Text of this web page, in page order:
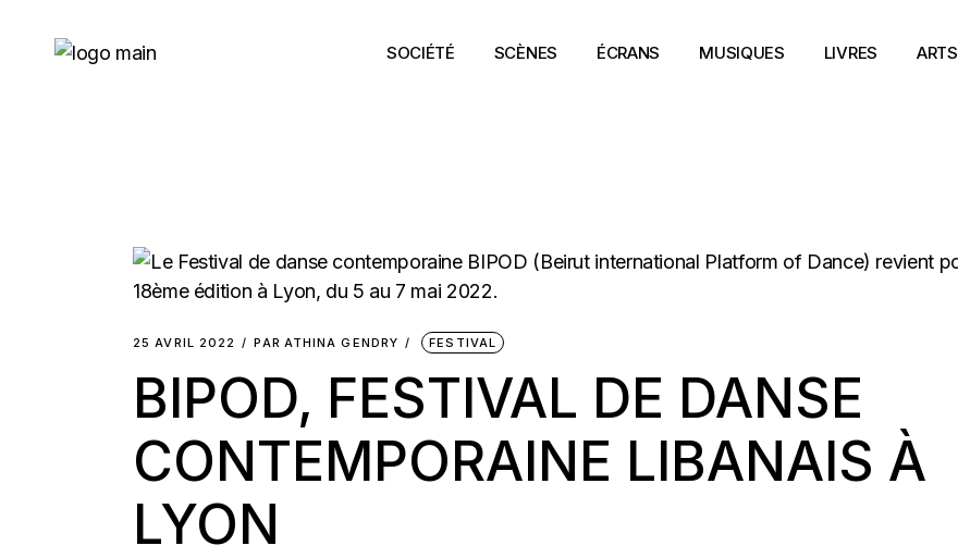
SOCIÉTÉ SCÈNES ÉCRANS MUSIQUES LIVRES ARTS
25 AVRIL 2022 PAR ATHINA GENDRY FESTIVAL
BIPOD, FESTIVAL DE DANSE
CONTEMPORAINE LIBANAIS À
LYON